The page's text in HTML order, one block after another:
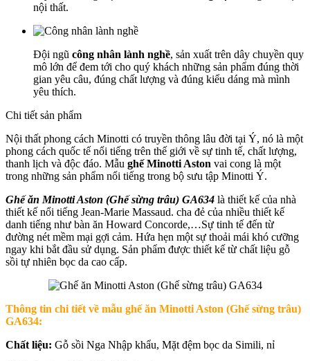
nội thất.
Đội ngũ công nhân lành nghề, sản xuất trên dây chuyền quy
mô lớn để đem tới cho quý khách những sản phẩm đúng thời
gian yêu câu, đúng chất lượng và đúng kiểu dáng mà mình
yêu thích.
Chi tiết sản phẩm
Nội thất phong cách Minotti có truyền thông lâu đời tại Ý, nó là một
phong cách quốc tế nổi tiếng trên thế giới về sự tinh tế, chất lượng,
thanh lịch và độc đáo. Mẫu ghế Minotti Aston vai cong là một
trong những sản phẩm nổi tiếng trong bộ sưu tập Minotti Ý.
Ghế ăn Minotti Aston (Ghế sừng trâu) GA634 là thiết kế của nhà
thiết kế nổi tiếng Jean-Marie Massaud. cha đẻ của nhiều thiết kế
danh tiếng như bàn ăn Howard Concorde,…Sự tinh tế đến từ
đường nét mềm mại gợi cảm. Hứa hẹn một sự thoải mái khó cưỡng
ngay khi bắt đầu sử dụng. Sản phẩm được thiết kế từ chất liệu gỗ
sồi tự nhiên bọc da cao cấp.
Thông tin chi tiết về mẫu ghế ăn Minotti Aston (Ghế sừng trâu)
GA634:
Chất liệu: Gỗ sồi Nga Nhập khẩu, Mặt đệm bọc da Simili, nỉ